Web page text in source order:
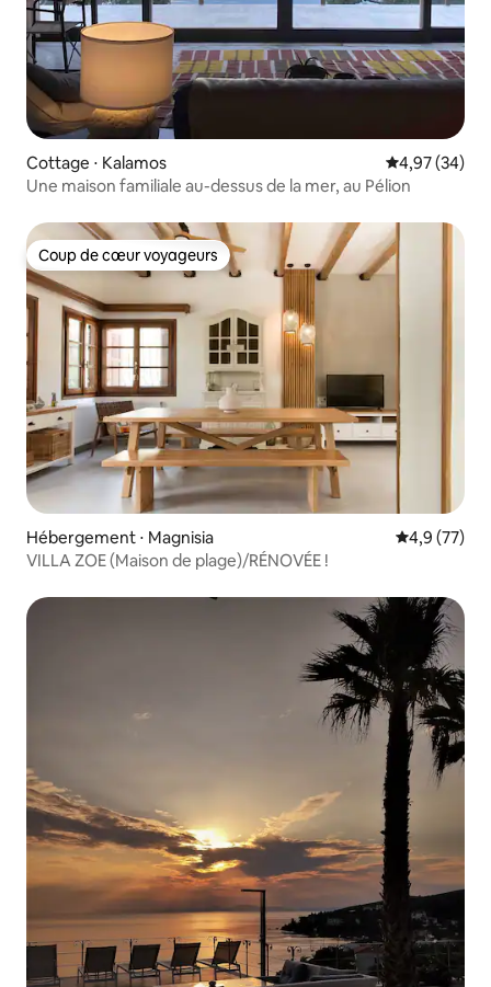
Cottage ⋅ Kalamos Évaluation
4,97 (34)
Une maison familiale au-dessus de la mer, au Pélion
Coup de cœur voyageurs
Coup de cœur voyageurs
Hébergement ⋅ Magnisia Évaluation
4,9 (77)
VILLA ZOE (Maison de plage)/RÉNOVÉE !